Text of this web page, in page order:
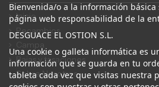
Inicio
Recambios
Bajas y tasaciones
Sobre Nosotros
Bienvenida/o a la información básica
página web responsabilidad de la
DESGUACE EL OSTION S.L.
Una cookie o galleta informática es
información que se guarda en tu
tableta cada vez que visitas nuestra